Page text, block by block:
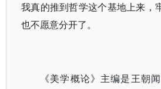
我真的推到哲学这个基地上来，
也不愿意分开了。
《美学概论》主编是王朝